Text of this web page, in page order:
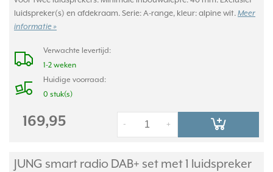
luidspreker(s) en afdekraam. Serie: A-range, kleur: alpine wit. Meer
informatie »
Verwachte levertijd:
1-2 weken
Huidige voorraad:
0 stuk(s)
169,95 +
-
JUNG smart radio DAB+ set met 1 luidspreker